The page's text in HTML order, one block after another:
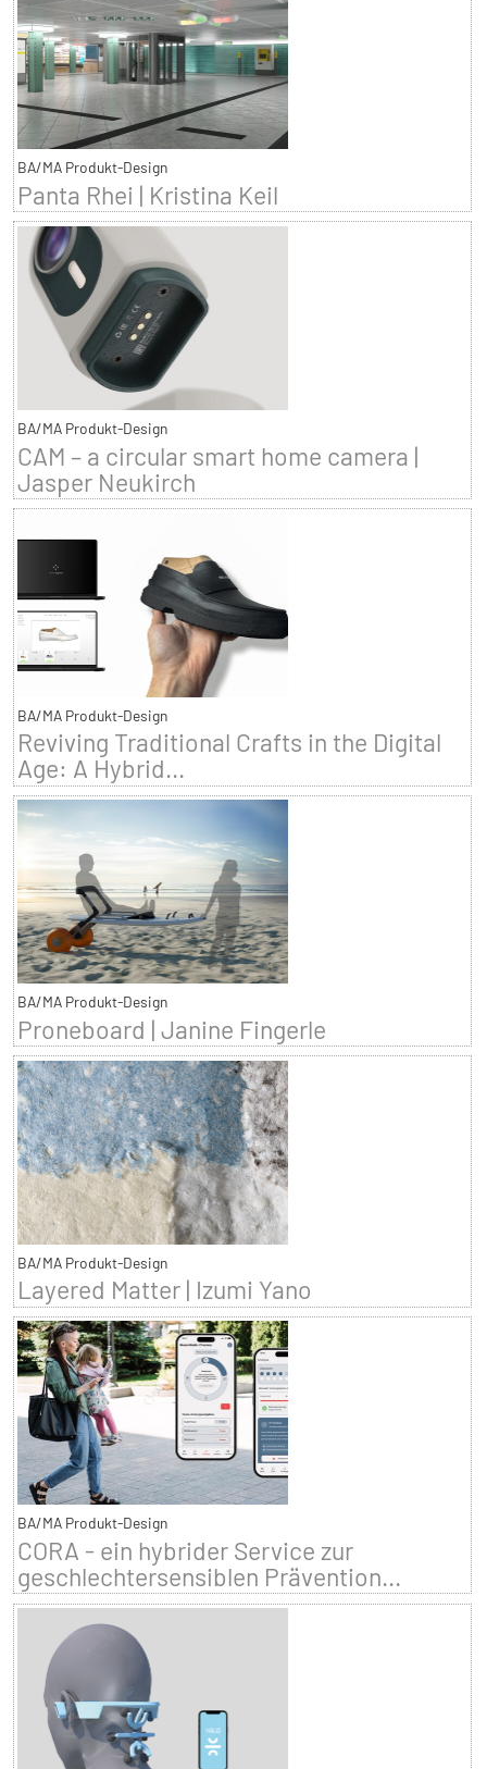
BA/MA Produkt-Design
Panta Rhei | Kristina Keil
BA/MA Produkt-Design
CAM – a circular smart home camera |
Jasper Neukirch
BA/MA Produkt-Design
Reviving Traditional Crafts in the Digital
Age: A Hybrid...
BA/MA Produkt-Design
Proneboard | Janine Fingerle
BA/MA Produkt-Design
Layered Matter | Izumi Yano
BA/MA Produkt-Design
CORA - ein hybrider Service zur
geschlechtersensiblen Prävention...